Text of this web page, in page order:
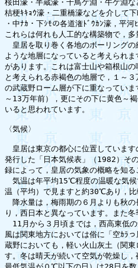
桜田濠・半蔵濠・千鳥ケ淵・牛ケ淵
桔梗ｷｷｮｳ濠・二重橋濠などを介して
・中ﾅｶ・下ｼﾓの各道潅ﾄﾞｳｶﾝ濠，平
これらは何れも人工的な構築物で，多
皇居を取り巻く各地のボーリング
ような地層になっていると考えられ
があります。これは富士山や箱根山
と考えられる赤褐色の地層で，１～
の武蔵野ローム層が下に重なってい
～13万年前），更にその下に黄色～
いると思われています。
〈気候〉
皇居は東京の都心に位置していま
発行した「日本気候表」（1982）そ
録によって，皇居の気象の概略を知る
気温は年平均15℃程度の温暖な気候
温（平均）で見ますと約30℃あり，比
降水量は，梅雨期の６月よりも秋
り，西日本と異なっています。また
11月から３月頃までは，西高東低
風は関東地方においては俗に「空ｶﾗ
蔵野においても，軽い火山灰土（関
す。冬は晴天が続いて空気が乾燥し